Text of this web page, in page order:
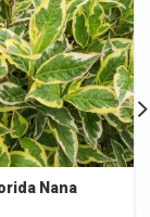
Nana